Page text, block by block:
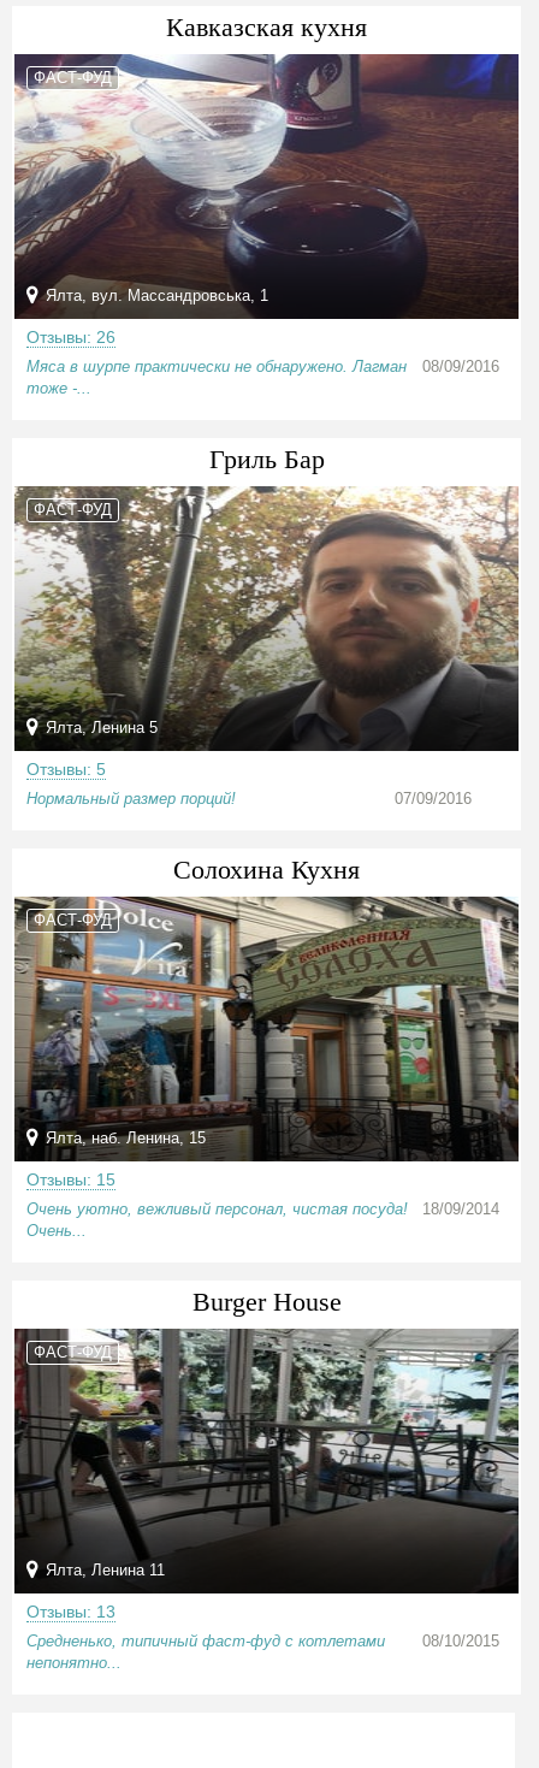
Кавказская кухня
ФАСТ-ФУД
Ялта, вул. Массандровська, 1
Отзывы: 26
Мяса в шурпе практически не обнаружено. Лагман
тоже -...
08/09/2016
Гриль Бар
ФАСТ-ФУД
Ялта, Ленина 5
Отзывы: 5
Нормальный размер порций! 07/09/2016
Солохина Кухня
ФАСТ-ФУД
Ялта, наб. Ленина, 15
Отзывы: 15
Очень уютно, вежливый персонал, чистая посуда!
Очень...
18/09/2014
Burger House
ФАСТ-ФУД
Ялта, Ленина 11
Отзывы: 13
Средненько, типичный фаст-фуд с котлетами
непонятно...
08/10/2015